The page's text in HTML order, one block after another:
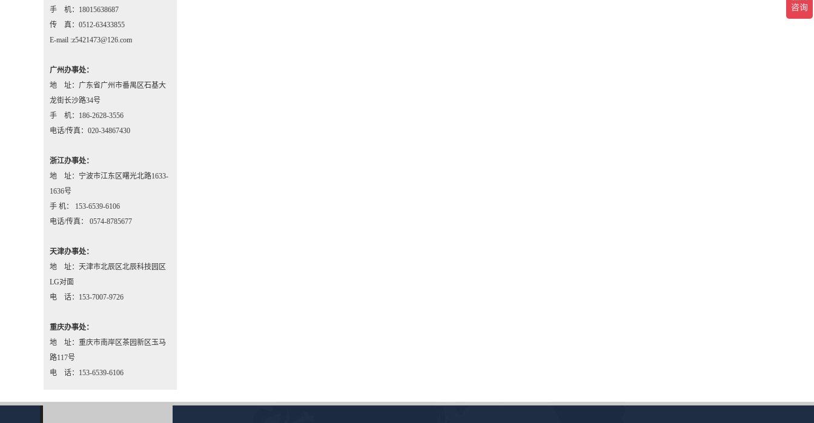
手 机：18015638687
传 真：0512-63433855
E-mail :z5421473@126.com
广州办事处：
地 址：广东省广州市番禺区石基大
龙街长沙路34号
手 机：186-2628-3556
电话/传真：020-34867430
浙江办事处：
地 址：宁波市江东区曙光北路1633-
1636号
手 机： 153-6539-6106
电话/传真： 0574-8785677
天津办事处：
地 址：天津市北辰区北辰科技园区
LG对面
电 话：153-7007-9726
重庆办事处：
地 址：重庆市南岸区茶园新区玉马
路117号
电 话：153-6539-6106